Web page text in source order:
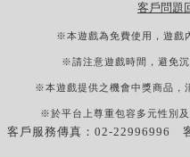
客戶問題
※本遊戲為免費使用，遊戲
※請注意遊戲時間，避免
※本遊戲提供之機會中獎商品，
※於平台上尊重包容多元性別
客戶服務傳真：02-22996996